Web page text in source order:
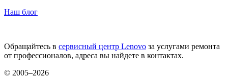
Наш блог
Обращайтесь в сервисный центр Lenovo за услугами ремонта
от профессионалов, адреса вы найдете в контактах.
© 2005–2026